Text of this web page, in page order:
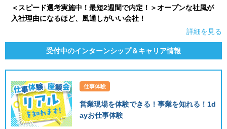
＜スピード選考実施中！最短2週間で内定！＞オープンな社風が
入社理由になるほど、風通しがいい会社！
詳細を見る
受付中のインターンシップ＆キャリア情報
仕事体験
営業現場を体験できる！事業を知れる！1d
ayお仕事体験